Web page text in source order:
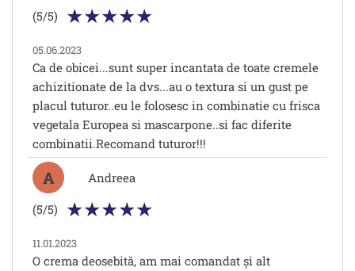
(5/5)
05.06.2023
Ca de obicei...sunt super incantata de toate cremele
achizitionate de la dvs...au o textura si un gust pe
placul tuturor..eu le folosesc in combinatie cu frisca
vegetala Europea si mascarpone..si fac diferite
combinatii.Recomand tuturor!!!
A
Andreea
(5/5)
11.01.2023
O crema deosebită, am mai comandat și alt